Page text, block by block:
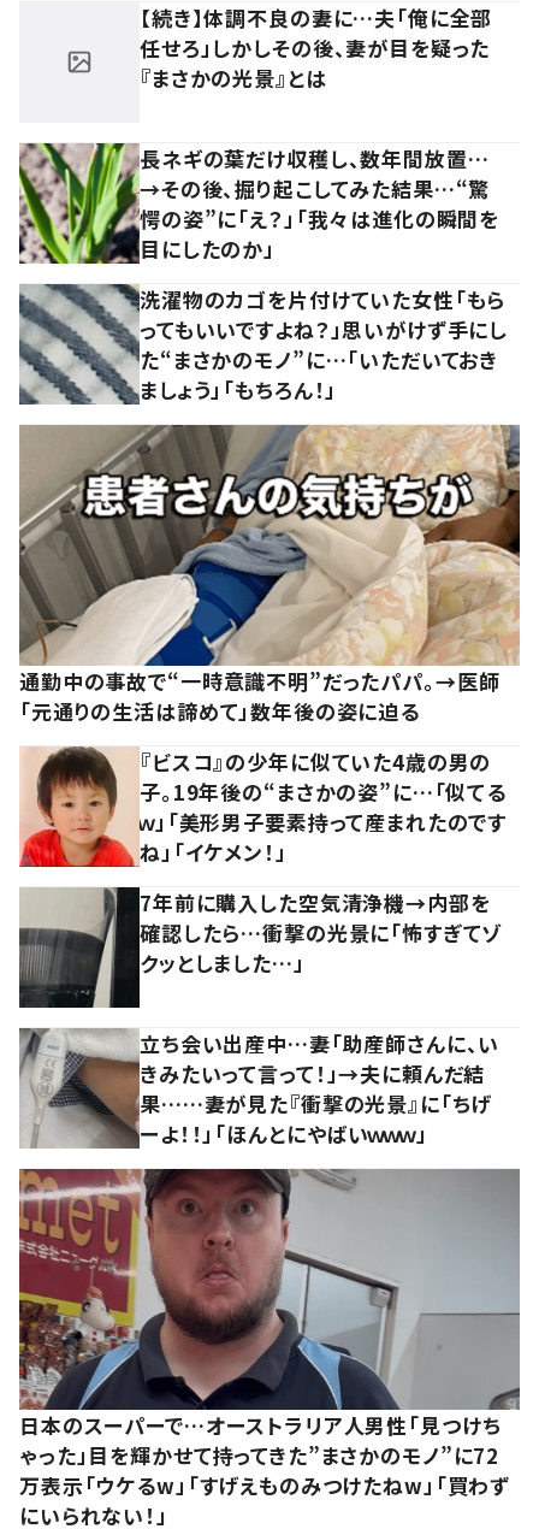
【続き】体調不良の妻に…夫「俺に全部
任せろ」しかしその後、妻が目を疑った
『まさかの光景』とは
長ネギの葉だけ収穫し、数年間放置…
→その後、掘り起こしてみた結果…“驚
愕の姿”に「え？」「我々は進化の瞬間を
目にしたのか」
洗濯物のカゴを片付けていた女性「もら
ってもいいですよね？」思いがけず手にし
た“まさかのモノ”に…「いただいておき
ましょう」「もちろん！」
通勤中の事故で“一時意識不明”だったパパ。→医師
「元通りの生活は諦めて」数年後の姿に迫る
『ビスコ』の少年に似ていた4歳の男の
子。19年後の“まさかの姿”に…「似てる
ｗ」「美形男子要素持って産まれたのです
ね」「イケメン！」
7年前に購入した空気清浄機→内部を
確認したら…衝撃の光景に「怖すぎてゾ
クッとしました…」
立ち会い出産中…妻「助産師さんに、い
きみたいって言って！」→夫に頼んだ結
果……妻が見た『衝撃の光景』に「ちげ
ーよ！！」「ほんとにやばいｗｗｗ」
日本のスーパーで…オーストラリア人男性「見つけち
ゃった」目を輝かせて持ってきた”まさかのモノ”に72
万表示「ウケるw」「すげえものみつけたねw」「買わず
にいられない！」